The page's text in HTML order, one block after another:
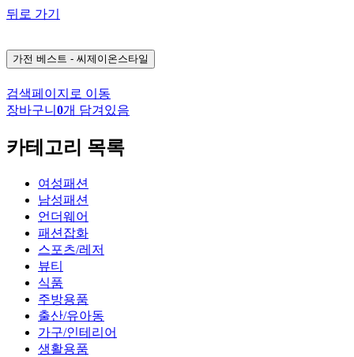
뒤로 가기
가전 베스트 - 씨제이온스타일
검색페이지로 이동
장바구니 0개 담겨있음
카테고리 목록
여성패션
남성패션
언더웨어
패션잡화
스포츠/레저
뷰티
식품
주방용품
출산/유아동
가구/인테리어
생활용품